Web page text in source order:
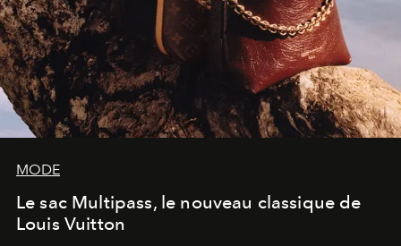
MODE
Le sac Multipass, le nouveau classique de
Louis Vuitton